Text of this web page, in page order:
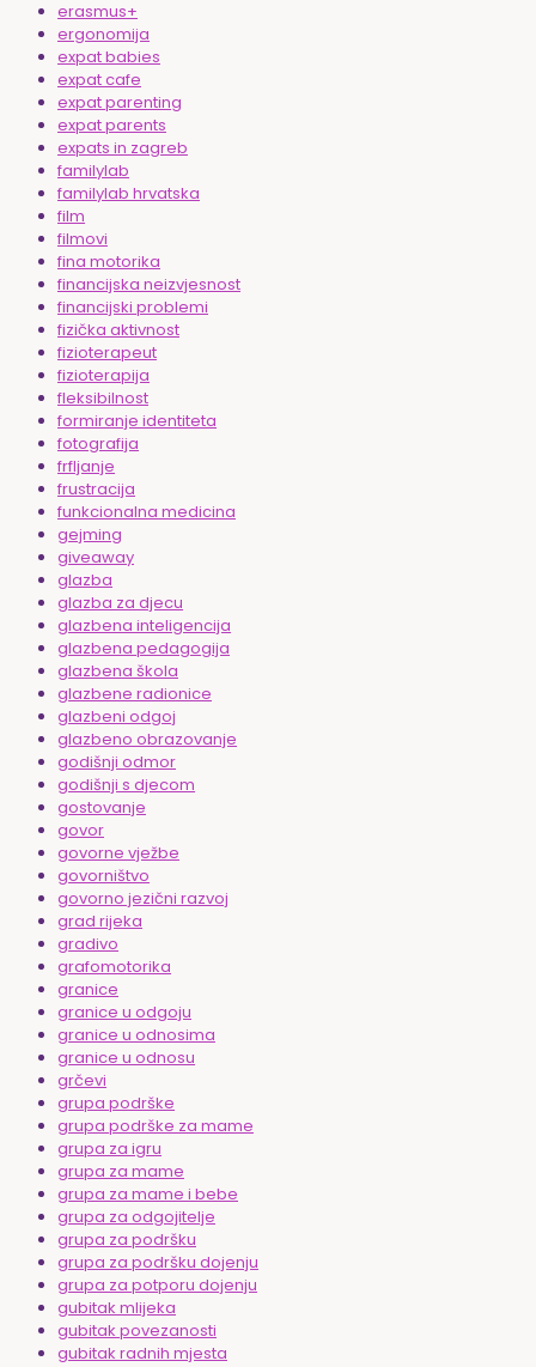
erasmus+
ergonomija
expat babies
expat cafe
expat parenting
expat parents
expats in zagreb
familylab
familylab hrvatska
film
filmovi
fina motorika
financijska neizvjesnost
financijski problemi
fizička aktivnost
fizioterapeut
fizioterapija
fleksibilnost
formiranje identiteta
fotografija
frfljanje
frustracija
funkcionalna medicina
gejming
giveaway
glazba
glazba za djecu
glazbena inteligencija
glazbena pedagogija
glazbena škola
glazbene radionice
glazbeni odgoj
glazbeno obrazovanje
godišnji odmor
godišnji s djecom
gostovanje
govor
govorne vježbe
govorništvo
govorno jezični razvoj
grad rijeka
gradivo
grafomotorika
granice
granice u odgoju
granice u odnosima
granice u odnosu
grčevi
grupa podrške
grupa podrške za mame
grupa za igru
grupa za mame
grupa za mame i bebe
grupa za odgojitelje
grupa za podršku
grupa za podršku dojenju
grupa za potporu dojenju
gubitak mlijeka
gubitak povezanosti
gubitak radnih mjesta